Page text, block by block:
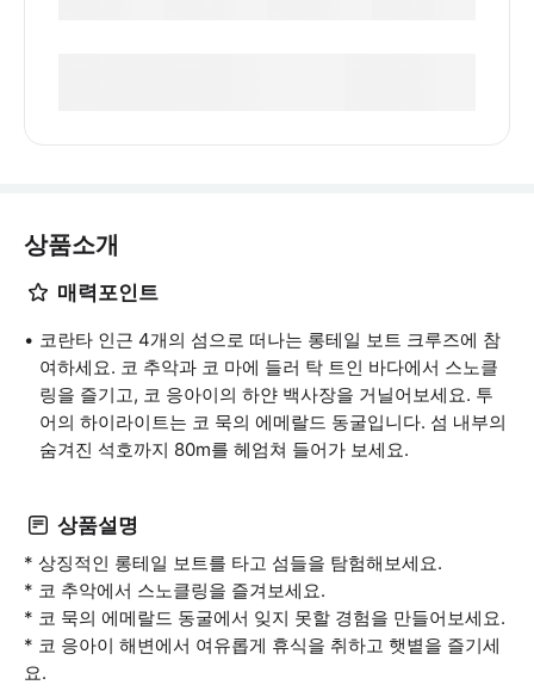
상품소개
매력포인트
코란타 인근 4개의 섬으로 떠나는 롱테일 보트 크루즈에 참
여하세요. 코 추악과 코 마에 들러 탁 트인 바다에서 스노클
링을 즐기고, 코 응아이의 하얀 백사장을 거닐어보세요. 투
어의 하이라이트는 코 묵의 에메랄드 동굴입니다. 섬 내부의
숨겨진 석호까지 80m를 헤엄쳐 들어가 보세요.
상품설명
* 상징적인 롱테일 보트를 타고 섬들을 탐험해보세요.
* 코 추악에서 스노클링을 즐겨보세요.
* 코 묵의 에메랄드 동굴에서 잊지 못할 경험을 만들어보세요.
* 코 응아이 해변에서 여유롭게 휴식을 취하고 햇볕을 즐기세
요.